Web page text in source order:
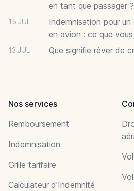
en tant que passager ?
15 JUL
Indemnisation pour
en avion : ce que
13 JUL Que signifie rêver de
Nos services
Remboursement
Indemnisation
Grille tarifaire
Calculateur d'Indemnité